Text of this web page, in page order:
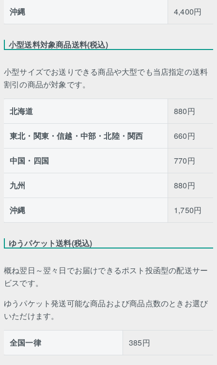
沖縄 4,400円
小型送料対象商品送料(税込)
小型サイズでお送りできる商品や大型でも当店指定の送料
割引の商品が対象です。
北海道 880円
東北・関東・信越・中部・北陸・関西 660円
中国・四国 770円
九州 880円
沖縄 1,750円
ゆうパケット送料(税込)
概ね翌日～翌々日でお届けできるポスト投函型の配送サー
ビスです。
ゆうパケット発送可能な商品および商品点数のときお選び
いただけます。
全国一律 385円